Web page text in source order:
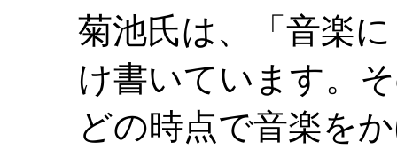
菊池氏は、「音楽
け書いています。
どの時点で音楽を